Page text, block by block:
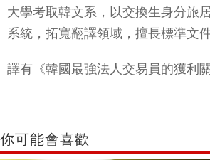
大學考取韓文系，以交換生身分旅
系統，拓寬翻譯領域，擅長標準文
譯有《韓國最強法人交易員的獲利
你可能會喜歡